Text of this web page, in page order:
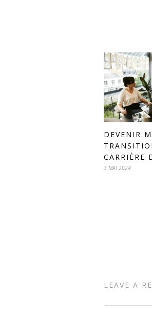
DEVENIR
CARRIÈRE
3 MAI 2024
LEAVE A